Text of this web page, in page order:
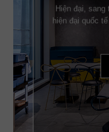
Hiện đại,
hiện đại quốc